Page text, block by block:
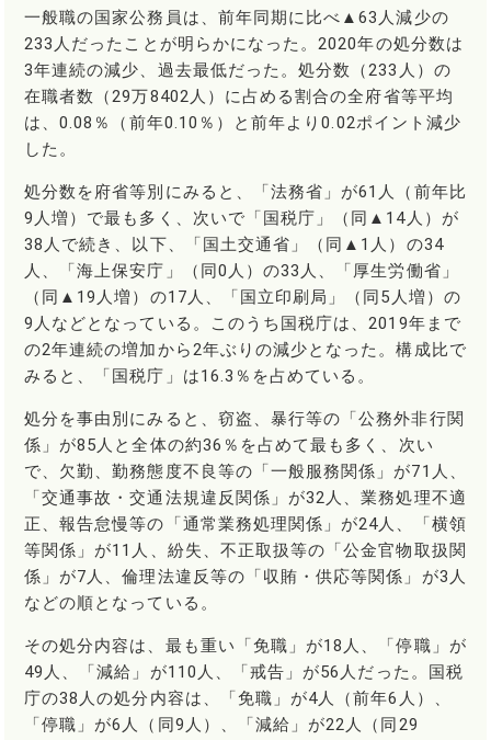
一般職の国家公務員は、前年同期に比べ▲63人減少の
233人だったことが明らかになった。2020年の処分数は
3年連続の減少、過去最低だった。処分数（233人）の
在職者数（29万8402人）に占める割合の全府省等平均
は、0.08％（前年0.10％）と前年より0.02ポイント減少
した。
処分数を府省等別にみると、「法務省」が61人（前年比
9人増）で最も多く、次いで「国税庁」（同▲14人）が
38人で続き、以下、「国土交通省」（同▲1人）の34
人、「海上保安庁」（同0人）の33人、「厚生労働省」
（同▲19人増）の17人、「国立印刷局」（同5人増）の
9人などとなっている。このうち国税庁は、2019年まで
の2年連続の増加から2年ぶりの減少となった。構成比で
みると、「国税庁」は16.3％を占めている。
処分を事由別にみると、窃盗、暴行等の「公務外非行関
係」が85人と全体の約36％を占めて最も多く、次い
で、欠勤、勤務態度不良等の「一般服務関係」が71人、
「交通事故・交通法規違反関係」が32人、業務処理不適
正、報告怠慢等の「通常業務処理関係」が24人、「横領
等関係」が11人、紛失、不正取扱等の「公金官物取扱関
係」が7人、倫理法違反等の「収賄・供応等関係」が3人
などの順となっている。
その処分内容は、最も重い「免職」が18人、「停職」が
49人、「減給」が110人、「戒告」が56人だった。国税
庁の38人の処分内容は、「免職」が4人（前年6人）、
「停職」が6人（同9人）、「減給」が22人（同29